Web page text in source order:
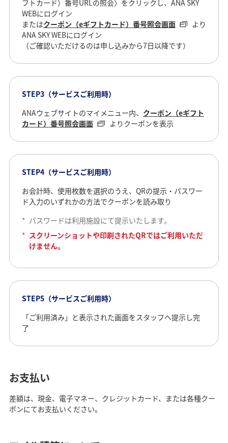
フトカード）番号URLの照会〉をクリックし、ANA SKY
WEBにログイン
またはクーポン（eギフトカード）番号照会画面
より
ANA SKY WEBにログイン
（ご確認いただけるのは申し込みから7日以降です）
STEP3（サービスご利用時）
ANAウェブサイトのマイメニュー内、 クーポン（eギフト
カード）番号照会画面
よりクーポンを表示
STEP4（サービスご利用時）
お会計時、使用枚数を選択のうえ、QRの提示・パスワー
ド入力のいずれかの方法でクーポンを読み取り
* パスワードは利用施設にて提示いたします。
* スクリーンショットや印刷されたQRではご利用いただ
けません。
STEP5（サービスご利用時）
「ご利用済み」と表示された画面をスタッフへ提示し完
了
お支払い
差額は、現金、電子マネー、クレジットカード、または各種クー
ポンにてお支払いください。